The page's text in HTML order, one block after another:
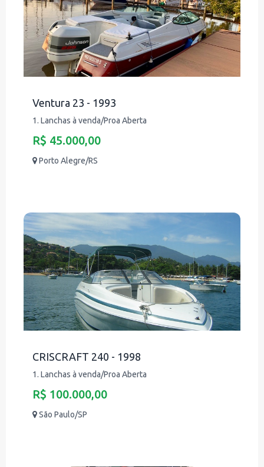
Ventura 23 - 1993
1. Lanchas à venda/Proa Aberta
R$ 45.000,00
Porto Alegre/RS
CRISCRAFT 240 - 1998
1. Lanchas à venda/Proa Aberta
R$ 100.000,00
São Paulo/SP